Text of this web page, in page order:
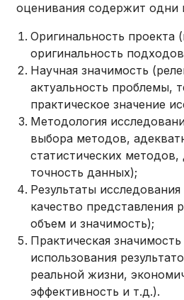
оценивания содержит одни
Оригинальность проекта
оригинальность
Научная значимость
актуальность проблемы,
практическое значение
Методология
выбора методов,
статистических
точность данных);
Результаты
качество представления
объем и значимость);
Практическая
использования
реальной жизни,
эффективность и т.д.).